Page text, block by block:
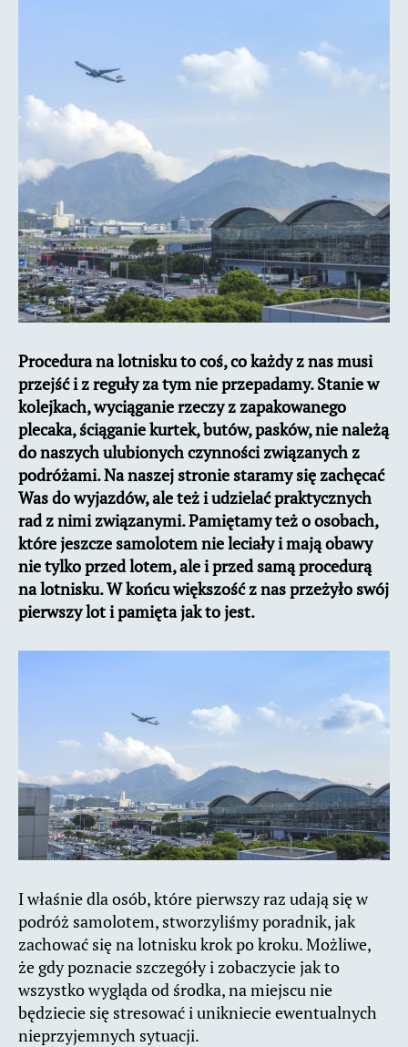
Procedura na lotnisku to coś, co każdy z nas musi
przejść i z reguły za tym nie przepadamy. Stanie w
kolejkach, wyciąganie rzeczy z zapakowanego
plecaka, ściąganie kurtek, butów, pasków, nie należą
do naszych ulubionych czynności związanych z
podróżami. Na naszej stronie staramy się zachęcać
Was do wyjazdów, ale też i udzielać praktycznych
rad z nimi związanymi. Pamiętamy też o osobach,
które jeszcze samolotem nie leciały i mają obawy
nie tylko przed lotem, ale i przed samą procedurą
na lotnisku. W końcu większość z nas przeżyło swój
pierwszy lot i pamięta jak to jest.
I właśnie dla osób, które pierwszy raz udają się w
podróż samolotem, stworzyliśmy poradnik, jak
zachować się na lotnisku krok po kroku. Możliwe,
że gdy poznacie szczegóły i zobaczycie jak to
wszystko wygląda od środka, na miejscu nie
będziecie się stresować i unikniecie ewentualnych
nieprzyjemnych sytuacji.